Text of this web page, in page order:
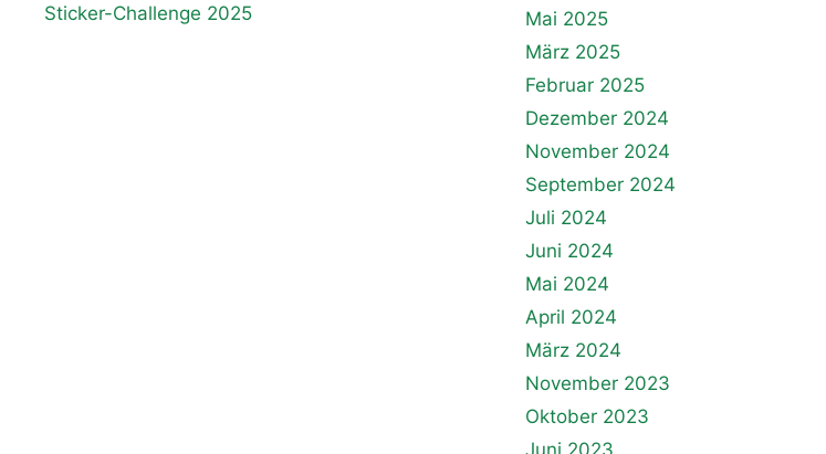
Sticker-Challenge 2025
Mai 2025
März 2025
Februar 2025
Dezember 2024
November 2024
September 2024
Juli 2024
Juni 2024
Mai 2024
April 2024
März 2024
November 2023
Oktober 2023
Juni 2023